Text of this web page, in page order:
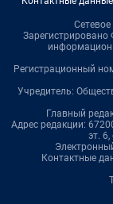
Зарегистрировано
Регистрационный
Учредитель:
Главный
Адрес редакции:
эт.
Контактные